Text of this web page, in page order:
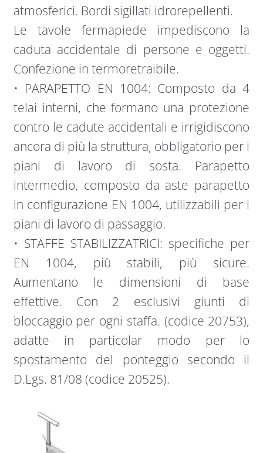
atmosferici. Bordi sigillati idrorepellenti.
Le tavole fermapiede impediscono la
caduta accidentale di persone e oggetti.
Confezione in termoretraibile.
• PARAPETTO EN 1004: Composto da 4
telai interni, che formano una protezione
contro le cadute accidentali e irrigidiscono
ancora di più la struttura, obbligatorio per i
piani di lavoro di sosta. Parapetto
intermedio, composto da aste parapetto
in configurazione EN 1004, utilizzabili per i
piani di lavoro di passaggio.
• STAFFE STABILIZZATRICI: specifiche per
EN 1004, più stabili, più sicure.
Aumentano le dimensioni di base
effettive. Con 2 esclusivi giunti di
bloccaggio per ogni staffa. (codice 20753),
adatte in particolar modo per lo
spostamento del ponteggio secondo il
D.Lgs. 81/08 (codice 20525).